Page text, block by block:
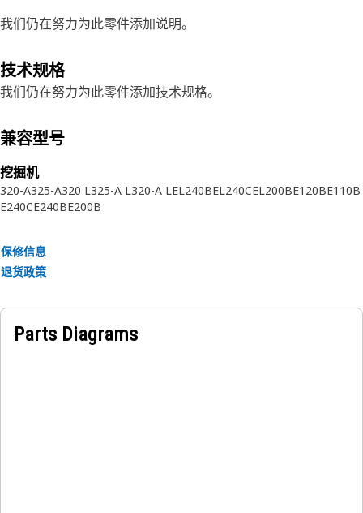
我们仍在努力为此零件添加说明。
技术规格
我们仍在努力为此零件添加技术规格。
兼容型号
挖掘机
320-A325-A320 L325-A L320-A LEL240BEL240CEL200BE120BE110B
E240CE240BE200B
保修信息
退货政策
Parts Diagrams